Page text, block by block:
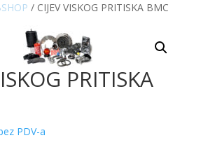
/ CIJEV VISKOG PRITISKA BMC
PRITISKA
PDV-a